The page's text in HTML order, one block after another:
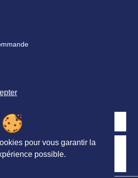
sociaux
pour vous garantir la
possible.